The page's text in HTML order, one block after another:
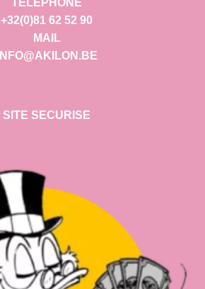
TELEPHONE
+32(0)81 62 52 90
MAIL
INFO@AKILON.BE
SITE SECURISE